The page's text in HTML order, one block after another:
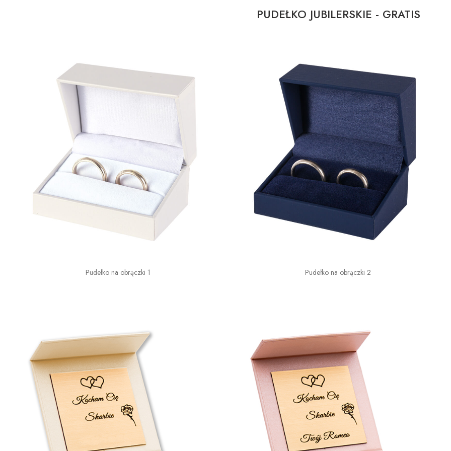
PUDEŁKO JUBILERSKIE - GRATIS
Pudełko na obrączki 1 Pudełko na obrączki 2